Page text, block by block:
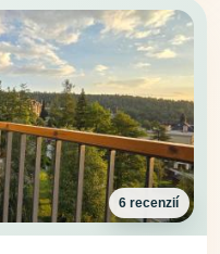
6 recenzií